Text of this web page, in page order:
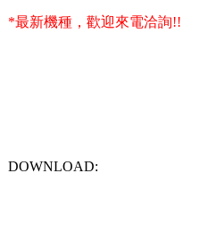
*最新機種，歡迎來電洽詢!!
DOWNLOAD: